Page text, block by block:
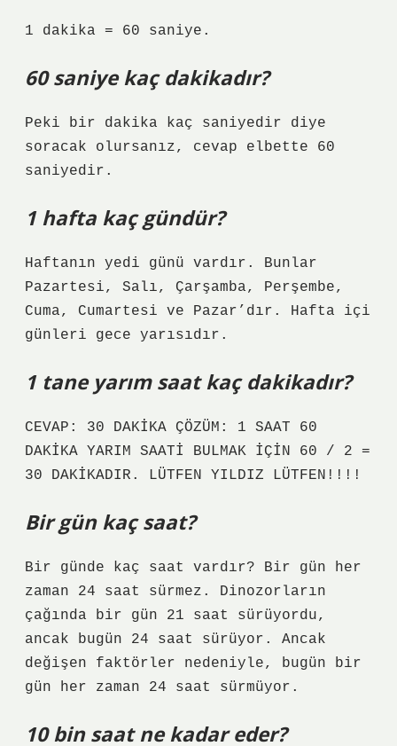
1 dakika = 60 saniye.
60 saniye kaç dakikadır?
Peki bir dakika kaç saniyedir diye
soracak olursanız, cevap elbette 60
saniyedir.
1 hafta kaç gündür?
Haftanın yedi günü vardır. Bunlar
Pazartesi, Salı, Çarşamba, Perşembe,
Cuma, Cumartesi ve Pazar’dır. Hafta içi
günleri gece yarısıdır.
1 tane yarım saat kaç dakikadır?
CEVAP: 30 DAKİKA ÇÖZÜM: 1 SAAT 60
DAKİKA YARIM SAATİ BULMAK İÇİN 60 / 2 =
30 DAKİKADIR. LÜTFEN YILDIZ LÜTFEN!!!!
Bir gün kaç saat?
Bir günde kaç saat vardır? Bir gün her
zaman 24 saat sürmez. Dinozorların
çağında bir gün 21 saat sürüyordu,
ancak bugün 24 saat sürüyor. Ancak
değişen faktörler nedeniyle, bugün bir
gün her zaman 24 saat sürmüyor.
10 bin saat ne kadar eder?